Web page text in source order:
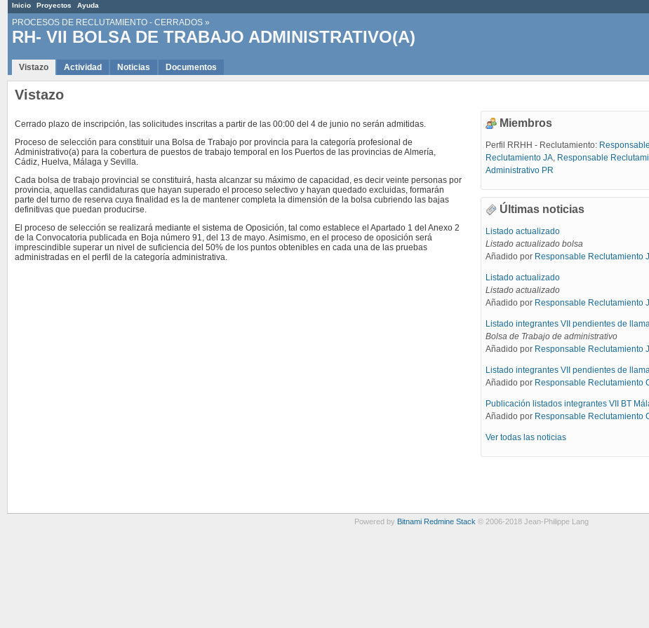
Inicio Proyectos Ayuda
PROCESOS DE RECLUTAMIENTO - CERRADOS »
RH- VII BOLSA DE TRABAJO ADMINISTRATIVO(A)
Vistazo Actividad Noticias Documentos
Vistazo
Cerrado plazo de inscripción, las solicitudes inscritas a partir de las 00:00 del 4 de junio no serán admitidas.
Proceso de selección para constituir una Bolsa de Trabajo por provincia para la categoría profesional de
Administrativo(a) para la cobertura de puestos de trabajo temporal en los Puertos de las provincias de Almería,
Cádiz, Huelva, Málaga y Sevilla.
Cada bolsa de trabajo provincial se constituirá, hasta alcanzar su máximo de capacidad, es decir veinte personas por
provincia, aquellas candidaturas que hayan superado el proceso selectivo y hayan quedado excluidas, formarán
parte del turno de reserva cuya finalidad es la de mantener completa la dimensión de la bolsa cubriendo las bajas
definitivas que puedan producirse.
El proceso de selección se realizará mediante el sistema de Oposición, tal como establece el Apartado 1 del Anexo 2
de la Convocatoria publicada en Boja número 91, del 13 de mayo. Asimismo, en el proceso de oposición será
imprescindible superar un nivel de suficiencia del 50% de los puntos obtenibles en cada una de las pruebas
administradas en el perfil de la categoría administrativa.
Miembros
Perfil RRHH - Reclutamiento:
Reclutamiento JA, Responsable
Administrativo PR
Últimas noticias
Listado actualizado
Listado actualizado bolsa
Añadido por Responsable Reclutamiento
Listado actualizado
Listado actualizado
Añadido por Responsable Reclutamiento
Listado integrantes VII pendientes de
Bolsa de Trabajo de administrativo
Añadido por Responsable Reclutamiento
Listado integrantes VII pendientes de
Añadido por Responsable Reclutamiento
Publicación listados integrantes VII BT
Añadido por Responsable Reclutamiento
Ver todas las noticias
Powered by Bitnami Redmine Stack © 2006-2018 Jean-Philippe Lang